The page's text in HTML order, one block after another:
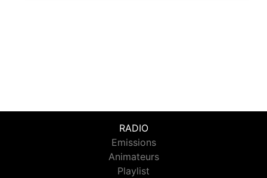
RADIO
Emissions
Animateurs
Playlist